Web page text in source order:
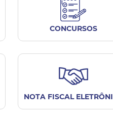
CONCURSOS
NOTA FISCAL